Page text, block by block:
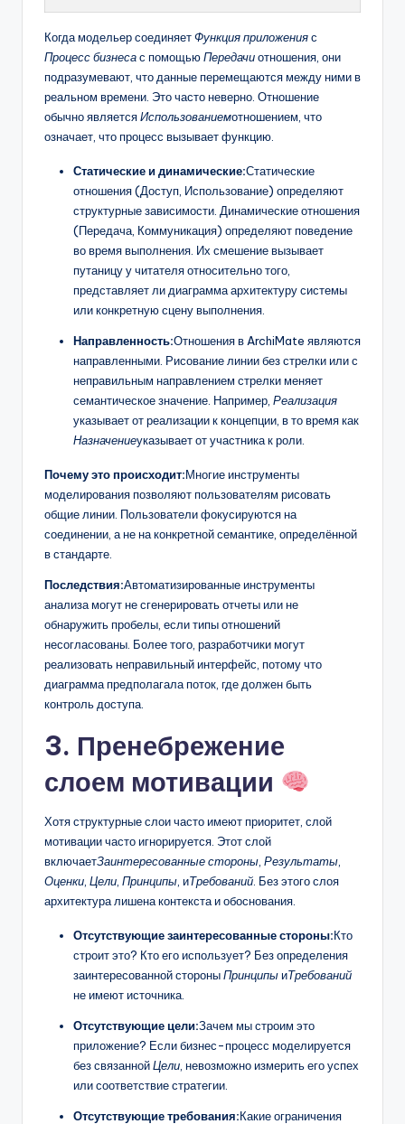
Когда модельер соединяетФункция приложенияс
Процесс бизнесас помощьюПередачиотношения, они
подразумевают, что данные перемещаются между ними в
реальном времени. Это часто неверно. Отношение
обычно являетсяИспользованиемотношением, что
означает, что процесс вызывает функцию.
Статические и динамические:Статические
отношения (Доступ, Использование) определяют
структурные зависимости. Динамические отношения
(Передача, Коммуникация) определяют поведение
во время выполнения. Их смешение вызывает
путаницу у читателя относительно того,
представляет ли диаграмма архитектуру системы
или конкретную сцену выполнения.
Направленность:Отношения в ArchiMate являются
направленными. Рисование линии без стрелки или с
неправильным направлением стрелки меняет
семантическое значение. Например, Реализация
указывает от реализации к концепции, в то время как
Назначениеуказывает от участника к роли.
Почему это происходит:Многие инструменты
моделирования позволяют пользователям рисовать
общие линии. Пользователи фокусируются на
соединении, а не на конкретной семантике, определённой
в стандарте.
Последствия:Автоматизированные инструменты
анализа могут не сгенерировать отчеты или не
обнаружить пробелы, если типы отношений
несогласованы. Более того, разработчики могут
реализовать неправильный интерфейс, потому что
диаграмма предполагала поток, где должен быть
контроль доступа.
3. Пренебрежение
слоем мотивации
Хотя структурные слои часто имеют приоритет, слой
мотивации часто игнорируется. Этот слой
включаетЗаинтересованные стороны Результаты
Оценки Цели Принципы , иТребований . Без этого слоя
архитектура лишена контекста и обоснования.
Отсутствующие заинтересованные стороны:Кто
строит это? Кто его использует? Без определения
заинтересованной стороныПринципыиТребований
не имеют источника.
Отсутствующие цели:Зачем мы строим это
приложение? Если бизнес-процесс моделируется
без связаннойЦели , невозможно измерить его успех
или соответствие стратегии.
Отсутствующие требования:Какие ограничения